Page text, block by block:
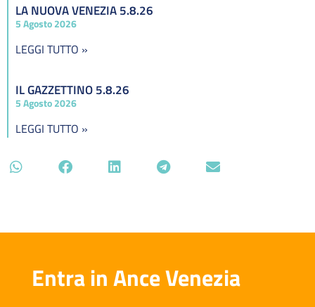
LA NUOVA VENEZIA 5.8.26
5 Agosto 2026
LEGGI TUTTO »
IL GAZZETTINO 5.8.26
5 Agosto 2026
LEGGI TUTTO »
Entra in Ance Venezia